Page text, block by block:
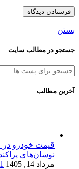
بستن
جستجو در مطالب سایت
آخرین مطالب
نوسان‌های
مرداد 14, 1405
1 دیدگاه